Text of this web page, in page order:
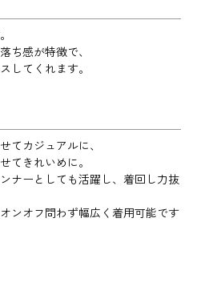
ち感が特徴で、
してくれます。
てカジュアルに、
てきれいめに。
ナーとしても活躍し、着回し力抜
ンオフ問わず幅広く着用可能です